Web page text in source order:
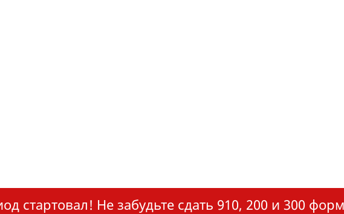
стартовал! Не забудьте сдать 910, 200 и 300